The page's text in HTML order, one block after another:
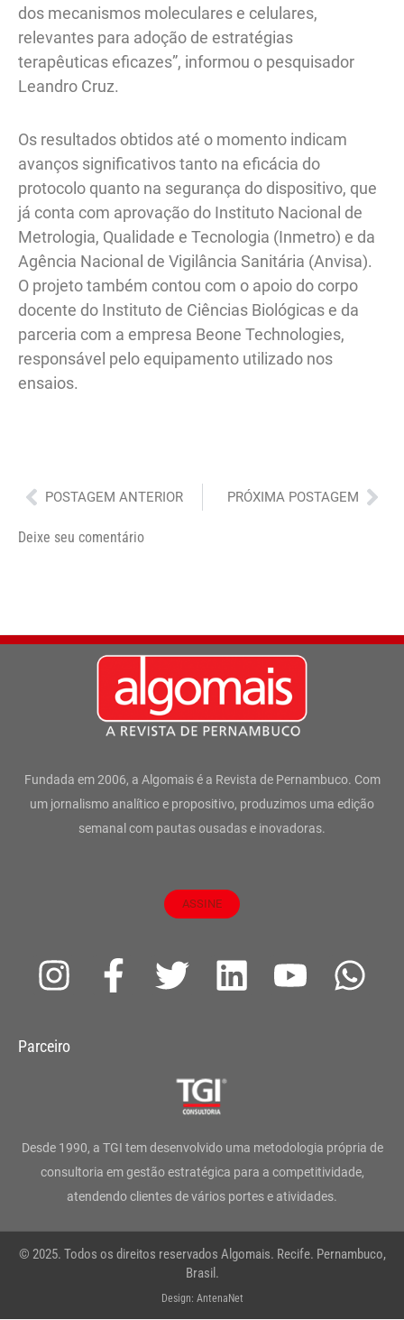
dos mecanismos moleculares e celulares,
relevantes para adoção de estratégias
terapêuticas eficazes”, informou o pesquisador
Leandro Cruz.
Os resultados obtidos até o momento indicam
avanços significativos tanto na eficácia do
protocolo quanto na segurança do dispositivo, que
já conta com aprovação do Instituto Nacional de
Metrologia, Qualidade e Tecnologia (Inmetro) e da
Agência Nacional de Vigilância Sanitária (Anvisa).
O projeto também contou com o apoio do corpo
docente do Instituto de Ciências Biológicas e da
parceria com a empresa Beone Technologies,
responsável pelo equipamento utilizado nos
ensaios.
Anterior
POSTAGEM ANTERIOR PRÓXIMA POSTAGEM
Deixe seu comentário
Fundada em 2006, a Algomais é a Revista de Pernambuco. Com
um jornalismo analítico e propositivo, produzimos uma edição
semanal com pautas ousadas e inovadoras.
ASSINE
I
s
g
r
a
m
F
a
o
o
k
-
T
t
e
r
L
d
i
n
Y
b
e
W
a
p
Parceiro
Desde 1990, a TGI tem desenvolvido uma metodologia própria de
consultoria em gestão estratégica para a competitividade,
atendendo clientes de vários portes e atividades.
© 2025. Todos os direitos reservados Algomais. Recife. Pernambuco,
Brasil.
Design: AntenaNet